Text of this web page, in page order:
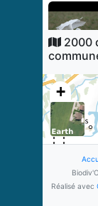
2000
+
Réalisé avec